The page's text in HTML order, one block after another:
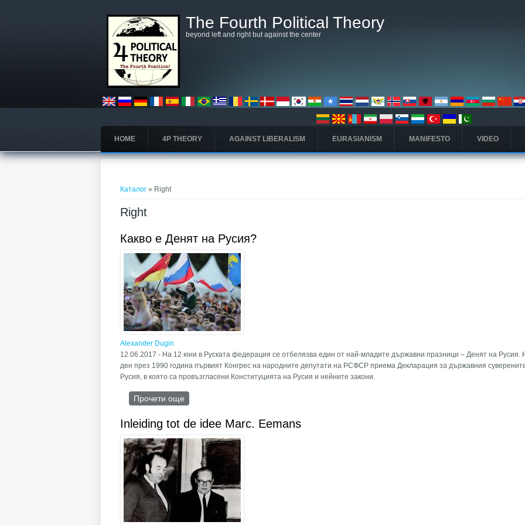
The Fourth Political Theory
beyond left and right but against the center
HOME 4P THEORY AGAINST LIBERALISM EURASIANISM MANIFESTO VIDEO
Каталог » Right
Right
Какво е Денят на Русия?
Alexander Dugin
12.06.2017 - На 12 юни в Руската федерация се отбелязва един от най-младите държавни празници – Денят на Русия.
ден през 1990 година първият Конгрес на народните депутати на РСФСР приема Декларация за държавния
Русия, в която са провъзгласени Конституцията на Русия и нейните закони.
Прочети още
Inleiding tot de idee Marc. Eemans